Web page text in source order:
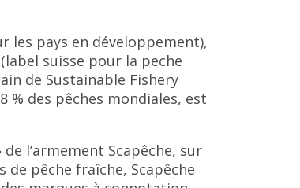
les pays en développement),
suisse pour la peche
de Sustainable Fishery
% des pêches mondiales, est
l’armement Scapêche, sur
pêche fraîche, Scapêche